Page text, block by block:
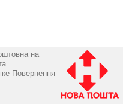
на
Повернення